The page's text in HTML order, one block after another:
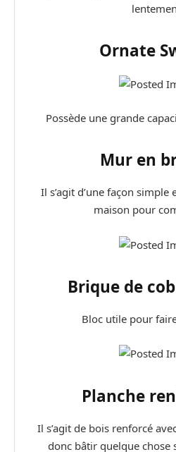
Ornate
Possède une grande
Mur en
Il s’agit d’une façon
maison pour
Brique de
Bloc utile pour
Planche
Il s’agit de bois renforcé
donc bâtir quelque chose